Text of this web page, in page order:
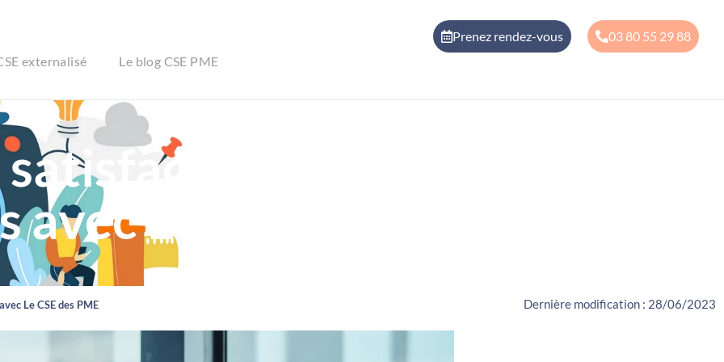
externalisé Le blog CSE PME
Prenez rendez-vous 03 80 55 29 88
de vos
Le CSE des PME
Le CSE des PME Dernière modification : 28/06/2023